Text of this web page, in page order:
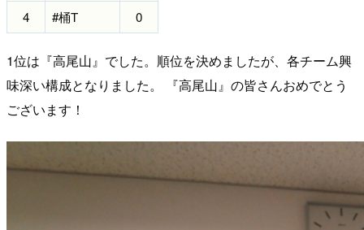
4
#桶T 0
1位は『高尾山』でした。順位を決めましたが、各チーム興
味深い構成となりました。 『高尾山』の皆さんおめでとう
ございます！